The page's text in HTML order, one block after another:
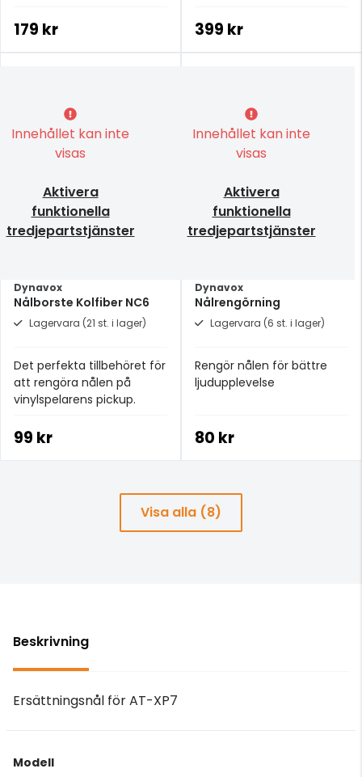
179 kr 399 kr
Innehållet kan inte
visas
Aktivera
funktionella
tredjepartstjänster
Dynavox
Nålborste Kolfiber NC6
Lagervara (21 st. i lager)
Det perfekta tillbehöret för
att rengöra nålen på
vinylspelarens pickup.
99 kr
Innehållet kan inte
visas
Aktivera
funktionella
tredjepartstjänster
Dynavox
Nålrengörning
Lagervara (6 st. i lager)
Rengör nålen för bättre
ljudupplevelse
80 kr
Visa alla (8)
Beskrivning
Ersättningsnål för AT-XP7
Modell